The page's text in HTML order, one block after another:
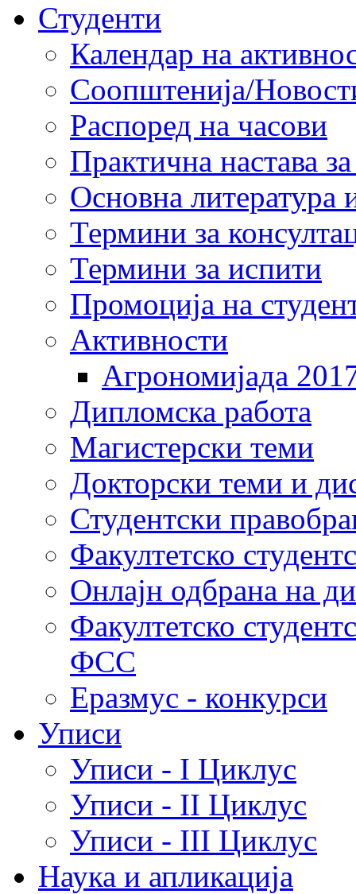
Студенти
Календар на
Соопштенија/
Распоред на часови
Практична настава
Основна литература
Термини за
Термини за испити
Промоција на
Активности
Агрономијада
Дипломска работа
Магистерски теми
Докторски теми и
Студентски
Факултетско
Онлајн одбрана на
Факултетско
ФСС
Еразмус - конкурси
Уписи
Уписи - I Циклус
Уписи - II Циклус
Уписи - III Циклус
Наука и апликација